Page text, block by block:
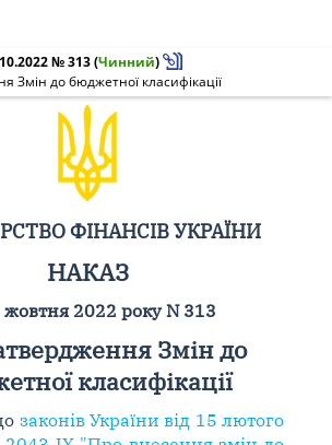
№ 313(Чинний)
Змін до бюджетної класифікації
ФІНАНСІВ УКРАЇНИ
НАКАЗ
жовтня 2022 року N 313
Змін до
класифікації
законів України від 15 лютого